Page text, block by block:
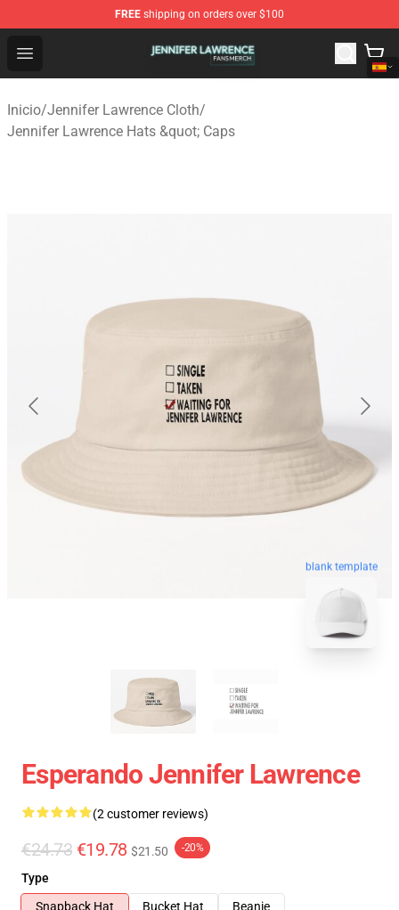
FREE shipping on orders over $100
Open menu
Jennifer Lawrence Shop - Official Jennifer Lawrence
Inicio/Jennifer Lawrence Cloth/
Jennifer Lawrence Hats &quot; Caps
blank template
Esperando Jennifer Lawrence
(2 customer reviews)
€24.73 €19.78 $21.50 -20%
Type
Snapback Hat
Bucket Hat
Beanie